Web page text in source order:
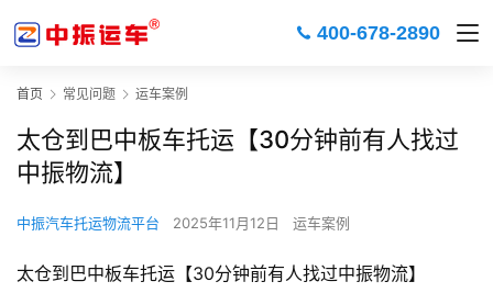
400-678-2890
首页 常见问题 运车案例
太仓到巴中板车托运【30分钟前有人找过
中振物流】
中振汽车托运物流平台 2025年11月12日 运车案例
太仓到巴中板车托运【30分钟前有人找过中振物流】